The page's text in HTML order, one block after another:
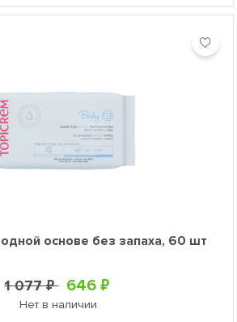
основе без запаха, 60 шт
1 077 ₽ 646 ₽
Нет в наличии